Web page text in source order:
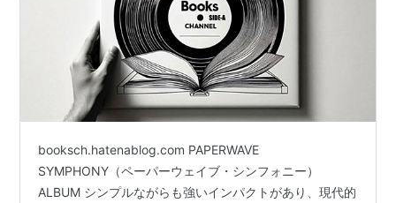
booksch.hatenablog.com PAPERWAVE
SYMPHONY（ペーパーウェイブ・シンフォニー）
ALBUM シンプルながらも強いインパクトがあり、現代的